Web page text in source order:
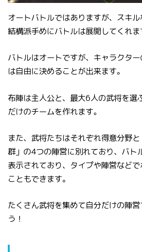
オートバトルではありますが、スキル
結構派手めにバトルは展開してくれま
バトルはオートですが、キャラクタ
は自由に決めることが出来ます。
布陣は主人公と、最大6人の武将を選
だけのチームを作れます。
また、武将たちはそれぞれ得意分野と
群」の4つの陣営に別れており、バト
表示されており、タイプや陣営など
こともできます。
たくさん武将を集めて自分だけの陣
う！